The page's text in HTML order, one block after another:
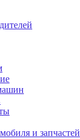
и запчастей